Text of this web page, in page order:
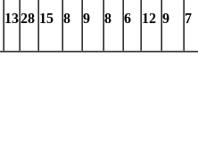
1328 15 8 9 8 6 12 9 7